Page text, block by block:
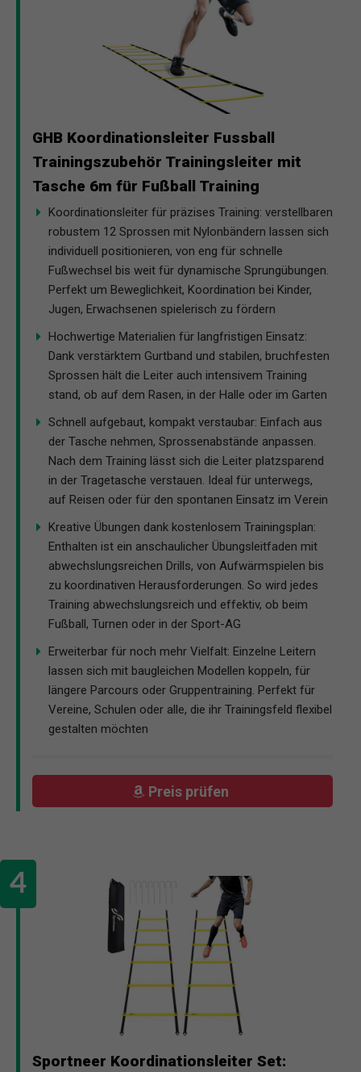
GHB Koordinationsleiter Fussball
Trainingszubehör Trainingsleiter mit
Tasche 6m für Fußball Training
Koordinationsleiter für präzises Training: verstellbaren
robustem 12 Sprossen mit Nylonbändern lassen sich
individuell positionieren, von eng für schnelle
Fußwechsel bis weit für dynamische Sprungübungen.
Perfekt um Beweglichkeit, Koordination bei Kinder,
Jugen, Erwachsenen spielerisch zu fördern
Hochwertige Materialien für langfristigen Einsatz:
Dank verstärktem Gurtband und stabilen, bruchfesten
Sprossen hält die Leiter auch intensivem Training
stand, ob auf dem Rasen, in der Halle oder im Garten
Schnell aufgebaut, kompakt verstaubar: Einfach aus
der Tasche nehmen, Sprossenabstände anpassen.
Nach dem Training lässt sich die Leiter platzsparend
in der Tragetasche verstauen. Ideal für unterwegs,
auf Reisen oder für den spontanen Einsatz im Verein
Kreative Übungen dank kostenlosem Trainingsplan:
Enthalten ist ein anschaulicher Übungsleitfaden mit
abwechslungsreichen Drills, von Aufwärmspielen bis
zu koordinativen Herausforderungen. So wird jedes
Training abwechslungsreich und effektiv, ob beim
Fußball, Turnen oder in der Sport-AG
Erweiterbar für noch mehr Vielfalt: Einzelne Leitern
lassen sich mit baugleichen Modellen koppeln, für
längere Parcours oder Gruppentraining. Perfekt für
Vereine, Schulen oder alle, die ihr Trainingsfeld flexibel
gestalten möchten
Preis prüfen
Sportneer Koordinationsleiter Set: